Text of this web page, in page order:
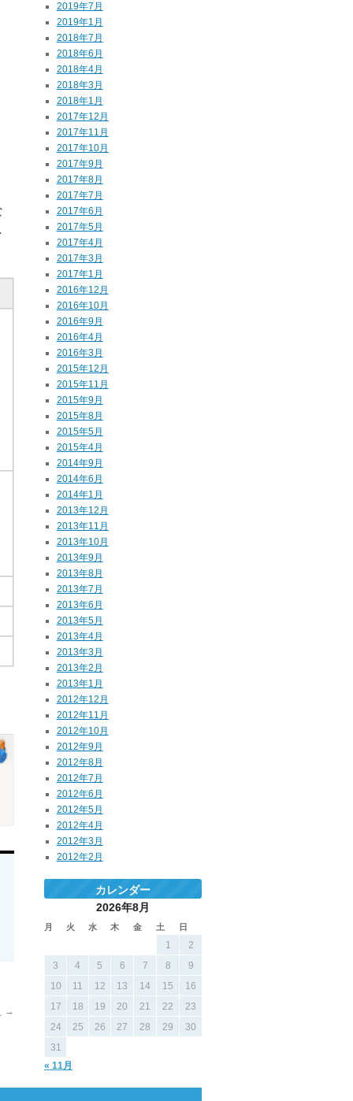
2019年7月
2019年1月
2018年7月
2018年6月
2018年4月
2018年3月
2018年1月
2017年12月
2017年11月
2017年10月
2017年9月
2017年8月
2017年7月
2017年6月
2017年5月
2017年4月
2017年3月
2017年1月
2016年12月
2016年10月
2016年9月
2016年4月
2016年3月
2015年12月
2015年11月
2015年9月
2015年8月
2015年5月
2015年4月
2014年9月
2014年6月
2014年1月
2013年12月
2013年11月
2013年10月
2013年9月
2013年8月
2013年7月
2013年6月
2013年5月
2013年4月
2013年3月
2013年2月
2013年1月
2012年12月
2012年11月
2012年10月
2012年9月
2012年8月
2012年7月
2012年6月
2012年5月
2012年4月
2012年3月
2012年2月
カレンダー
2026年8月
月 火 水 木 金 土 日
« 11月
1
2
3
4 5 6 7 8
9
10
11 12 13 14 15
16
17
18 19 20 21 22
23
24
25 26 27 28 29
30
31
→